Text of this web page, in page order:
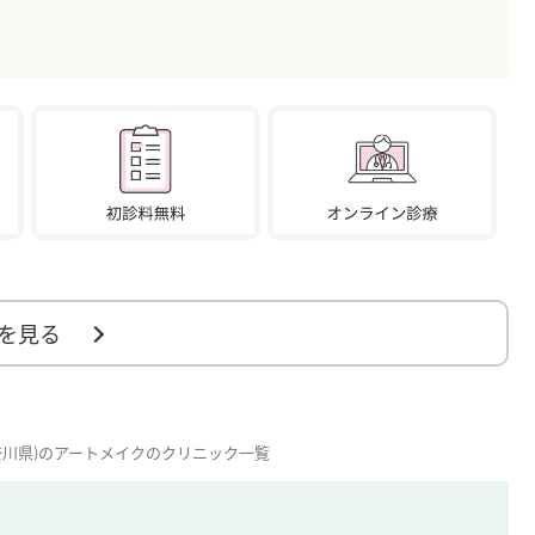
見る
県)のアートメイクのクリニック一覧